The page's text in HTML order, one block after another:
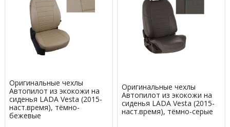
Оригинальные чехлы
Автопилот из экокожи на
сиденья LADA Vesta (2015-
наст.время), тёмно-
бежевые
Оригинальные чехлы
Автопилот из экокожи на
сиденья LADA Vesta (2015-
наст.время), тёмно-серые